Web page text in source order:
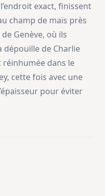
exact, finissent
champ de maïs près
Genève, où ils
dépouille de Charlie
réinhumée dans le
cette fois avec une
pour éviter